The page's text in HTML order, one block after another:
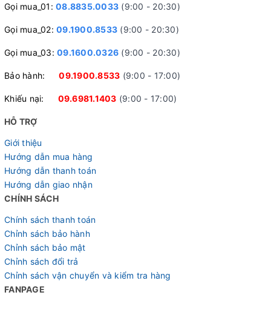
Gọi mua_01: 08.8835.0033 (9:00 - 20:30)
Gọi mua_02: 09.1900.8533 (9:00 - 20:30)
Gọi mua_03: 09.1600.0326 (9:00 - 20:30)
Bảo hành:09.1900.8533 (9:00 - 17:00)
Khiếu nại: 09.6981.1403 (9:00 - 17:00)
HỖ TRỢ
Giới thiệu
Hướng dẫn mua hàng
Hướng dẫn thanh toán
Hướng dẫn giao nhận
CHÍNH SÁCH
Chính sách thanh toán
Chỉnh sách bảo hành
Chỉnh sách bảo mật
Chỉnh sách đổi trả
Chỉnh sách vận chuyển và kiểm tra hàng
FANPAGE